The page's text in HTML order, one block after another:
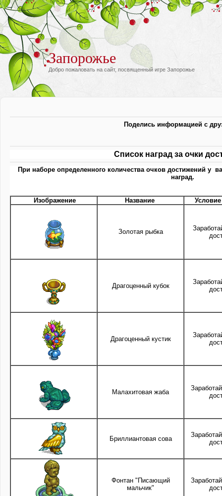
Запорожье
Добро пожаловать на сайт, посвященный игре Запорожье
Поделись информацией с
Список наград за очки
При наборе определенного количества очков достижений у
наград.
Изображение Название
Золотая рыбка
Драгоценный кубок
Драгоценный кустик
Малахитовая жаба
Бриллиантовая сова
Фонтан "Писающий
мальчик"